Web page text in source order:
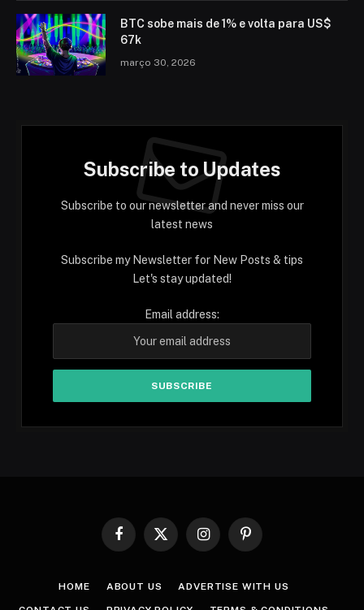
BTC sobe mais de 1% e volta para US$
67k
março 30, 2026
Subscribe to Updates
Subscribe to our newsletter and never miss our
latest news
Subscribe my Newsletter for New Posts & tips
Let's stay updated!
Email address:
Facebook
X
InstagramPinterest
HOME ABOUT US ADVERTISE WITH US